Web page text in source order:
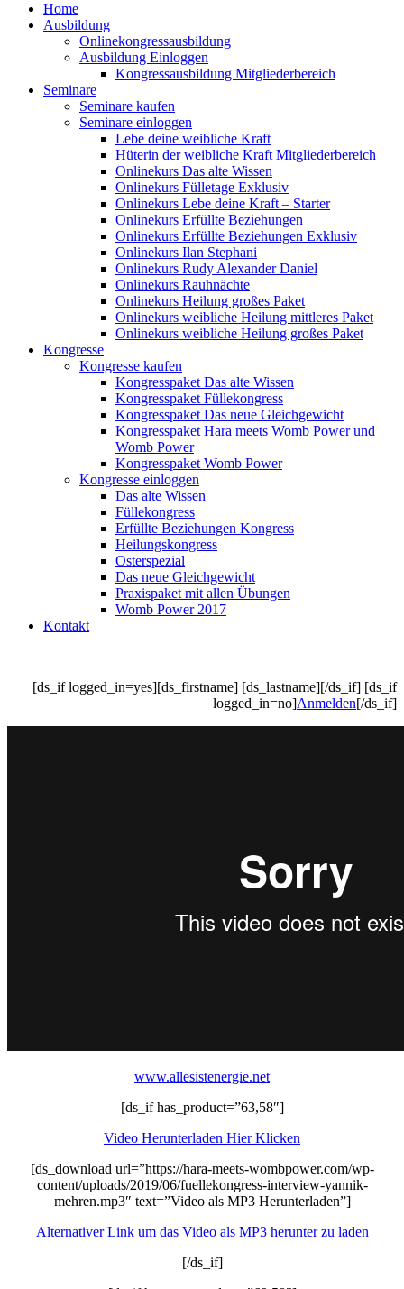
Home
Ausbildung
Onlinekongressausbildung
Ausbildung Einloggen
Kongressausbildung Mitgliederbereich
Seminare
Seminare kaufen
Seminare einloggen
Lebe deine weibliche Kraft
Hüterin der weibliche Kraft Mitgliederbereich
Onlinekurs Das alte Wissen
Onlinekurs Fülletage Exklusiv
Onlinekurs Lebe deine Kraft – Starter
Onlinekurs Erfüllte Beziehungen
Onlinekurs Erfüllte Beziehungen Exklusiv
Onlinekurs Ilan Stephani
Onlinekurs Rudy Alexander Daniel
Onlinekurs Rauhnächte
Onlinekurs Heilung großes Paket
Onlinekurs weibliche Heilung mittleres Paket
Onlinekurs weibliche Heilung großes Paket
Kongresse
Kongresse kaufen
Kongresspaket Das alte Wissen
Kongresspaket Füllekongress
Kongresspaket Das neue Gleichgewicht
Kongresspaket Hara meets Womb Power und
Womb Power
Kongresspaket Womb Power
Kongresse einloggen
Das alte Wissen
Füllekongress
Erfüllte Beziehungen Kongress
Heilungskongress
Osterspezial
Das neue Gleichgewicht
Praxispaket mit allen Übungen
Womb Power 2017
Kontakt
[ds_if logged_in=yes][ds_firstname] [ds_lastname][/ds_if] [ds_if
logged_in=no]Anmelden[/ds_if]
www.allesistenergie.net
[ds_if has_product=”63,58″]
Video Herunterladen Hier Klicken
[ds_download url=”https://hara-meets-wombpower.com/wp-
content/uploads/2019/06/fuellekongress-interview-yannik-
mehren.mp3″ text=”Video als MP3 Herunterladen”]
Alternativer Link um das Video als MP3 herunter zu laden
[/ds_if]